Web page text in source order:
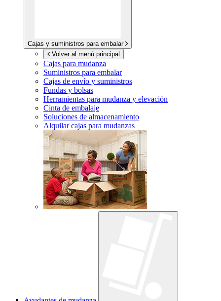
Cajas y suministros para embalar
Volver al menú principal
Cajas para mudanza
Suministros para embalar
Cajas de envío y suministros
Fundas y bolsas
Herramientas para mudanza y elevación
Cinta de embalaje
Soluciones de almacenamiento
Alquilar cajas para mudanzas